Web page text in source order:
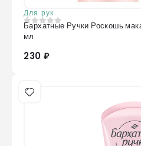
Для рук
0 из 5
Бархатные Ручки Роскошь
мл
230 ₽